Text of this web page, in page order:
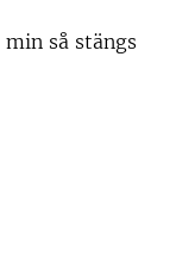
så stängs